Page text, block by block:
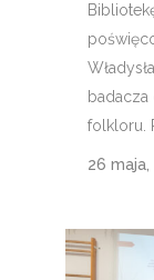
folkloru.
26 maja,